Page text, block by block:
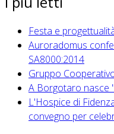
Festa e
Auroradomus
SA8000:2014
Gruppo
A Borgotaro nasce
L'Hospice di
convegno per